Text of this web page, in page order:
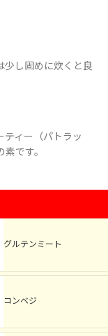
少し固めに炊くと良
ィー（パトラッ
です。
グルテンミート
コンベジ